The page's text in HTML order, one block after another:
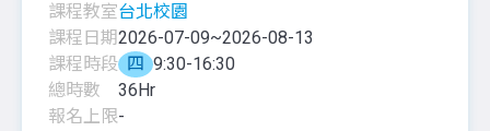
課程教室台北校園
課程日期2026-07-09~2026-08-13
課程時段 四 9:30-16:30
總時數
36Hr
報名上限-